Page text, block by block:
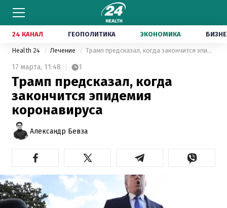
24 КАНАЛ ГЕОПОЛИТИКА ЭКОНОМИКА
Health 24 Лечение Трамп предсказал, когда закончится эпидемия коронавируса
17 марта, 11:48 1
Трамп предсказал, когда
закончится эпидемия
коронавируса
Александр Бевза